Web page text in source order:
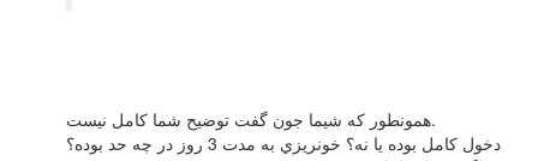
همونطور كه شيما جون گفت توضيح شما كامل نيست.
دخول كامل بوده يا نه؟ خونريزي به مدت 3 روز در چه حد بوده؟